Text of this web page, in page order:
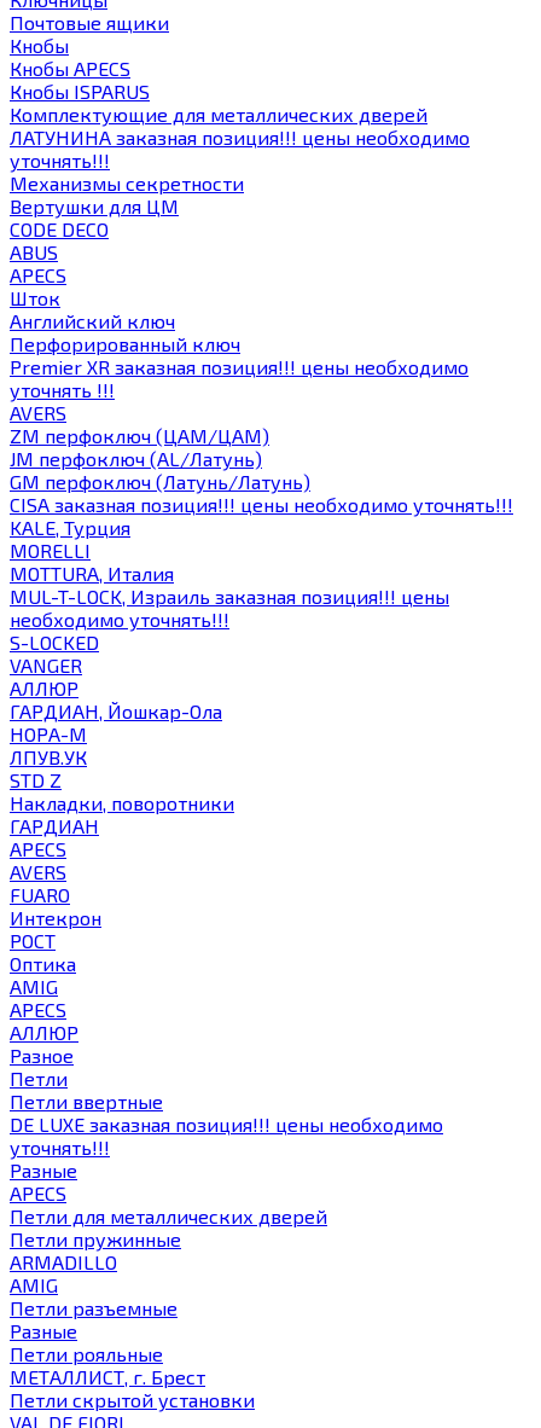
Почтовые ящики
Кнобы
Кнобы APECS
Кнобы ISPARUS
Комплектующие для металлических дверей
ЛАТУНИНА заказная позиция!!! цены необходимо
уточнять!!!
Механизмы секретности
Вертушки для ЦМ
CODE DECO
ABUS
APECS
Шток
Английский ключ
Перфорированный ключ
Premier XR заказная позиция!!! цены необходимо
уточнять !!!
AVERS
ZM перфоключ (ЦАМ/ЦАМ)
JМ перфоключ (АL/Латунь)
GM перфоключ (Латунь/Латунь)
CISA заказная позиция!!! цены необходимо уточнять!!!
KALE, Турция
MORELLI
MOTTURA, Италия
MUL-T-LOCK, Израиль заказная позиция!!! цены
необходимо уточнять!!!
S-LOCKED
VANGER
АЛЛЮР
ГАРДИАН, Йошкар-Ола
НОРА-М
ЛПУВ.УК
STD Z
Накладки, поворотники
ГАРДИАН
APECS
AVERS
FUARO
Интекрон
РОСТ
Оптика
AMIG
APECS
АЛЛЮР
Разное
Петли
Петли ввертные
DE LUXE заказная позиция!!! цены необходимо
уточнять!!!
Разные
APECS
Петли для металлических дверей
Петли пружинные
ARMADILLO
AMIG
Петли разъемные
Разные
Петли рояльные
МЕТАЛЛИСТ, г. Брест
Петли скрытой установки
VAL DE FIORI